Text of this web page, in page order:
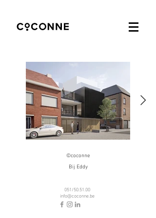
©coconne
Bij Eddy
051/50.51.00
info@coconne.be